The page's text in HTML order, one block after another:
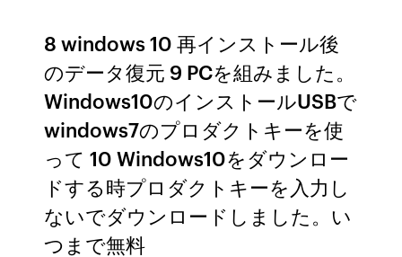
8 windows 10 再インストール後
のデータ復元 9 PCを組みました。
Windows10のインストールUSBで
windows7のプロダクトキーを使
って 10 Windows10をダウンロー
ドする時プロダクトキーを入力し
ないでダウンロードしました。い
つまで無料